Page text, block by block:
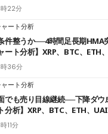
22分
ート分析
件整うか──4時間足長期HMA
ート分析】XRP、BTC、ETH
36分
ート分析
でも売り目線継続──下降ダ
分析】XRP、BTC、ETH、UAI
11分